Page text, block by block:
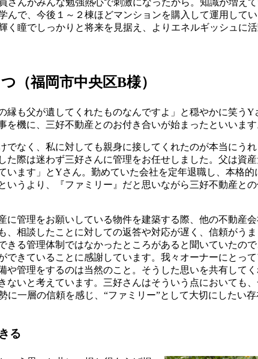
で、今後１～２棟ほどマンションを購入して運用して
瞳でしっかりと将来を見据え、よりエネルギッシュに活
（福岡市中央区B様）
も父が遺してくれたものなんですよ」と穏やかに笑うY
を機に、三好不動産とのお付き合いが始まったといいます
なく、私に対しても親身に接してくれたのが本当にう
た際は迷わず三好さんに管理をお任せしました。父は資
います」とYさん。勤めていた会社を定年退職し、本格
いうより、『ファミリー』だと思いながら三好不動産と
管理をお願いしている物件を建築する際、他の不動産
、相談したことに対しての返答や対応が遅く、信頼がう
きる管理体制ではなかったところがあると聞いていたの
できていることに感謝しています。我々オーナーにとっ
や管理をするのは当然のこと。そうした思いを共有して
ないと考えています。三好さんはそういう点においても
一層の信頼を感じ、“ファミリー”として大切にしたい存
る